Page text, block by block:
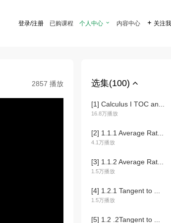
登录/注册 已购课程 个人中心  内容中心  关注
2857 播放 选集(100)
[1] Calculus I TOC an...
16.8万播放
[2] 1.1.1 Average Rat...
4.1万播放
[3] 1.1.2 Average Rat...
1.5万播放
[4] 1.2.1 Tangent to ...
1.5万播放
[5] 1.2 .2Tangent to ...